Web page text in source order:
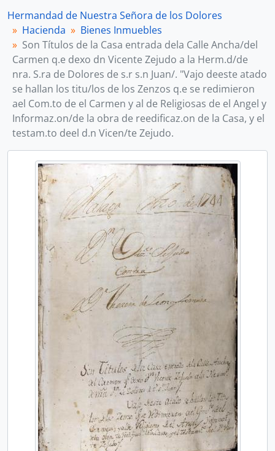
Hermandad de Nuestra Señora de los Dolores
Hacienda
Bienes Inmuebles
Son Títulos de la Casa entrada dela Calle Ancha/del
Carmen q.e dexo dn Vicente Zejudo a la Herm.d/de
nra. S.ra de Dolores de s.r s.n Juan/. "Vajo deeste atado
se hallan los titu/los de los Zenzos q.e se redimieron
ael Com.to de el Carmen y al de Religiosas de el Angel y
Informaz.on/de la obra de reedificaz.on de la Casa, y el
testam.to deel d.n Vicen/te Zejudo.